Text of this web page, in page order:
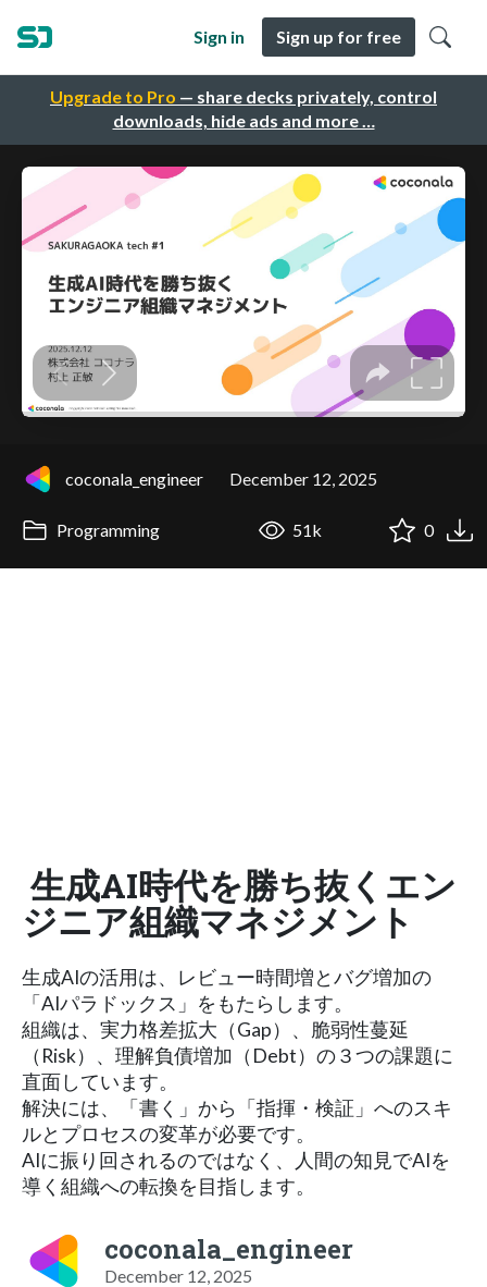
Upgrade to Pro — share decks privately, control
downloads, hide ads and more …
Sign in Sign up for free
coconala_engineer December 12, 2025
Programming 51k 0
生成AI時代を勝ち抜くエン
ジニア組織マネジメント
生成AIの活用は、レビュー時間増とバグ増加の
「AIパラドックス」をもたらします。
組織は、実力格差拡大（Gap）、脆弱性蔓延
（Risk）、理解負債増加（Debt）の３つの課題に
直面しています。
解決には、「書く」から「指揮・検証」へのスキ
ルとプロセスの変革が必要です。
AIに振り回されるのではなく、人間の知見でAIを
導く組織への転換を目指します。
coconala_engineer
December 12, 2025